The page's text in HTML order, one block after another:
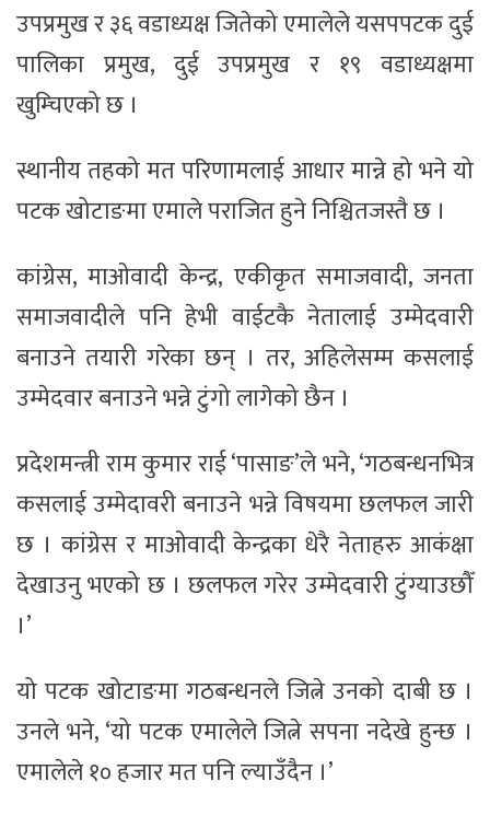
उपप्रमुख र ३६ वडाध्यक्ष जितेको एमालेले यसपपटक दुई
पालिका प्रमुख, दुई उपप्रमुख र १९ वडाध्यक्षमा
खुम्चिएको छ ।
स्थानीय तहको मत परिणामलाई आधार मान्ने हो भने यो
पटक खोटाङमा एमाले पराजित हुने निश्चितजस्तै छ ।
कांग्रेस, माओवादी केन्द्र, एकीकृत समाजवादी, जनता
समाजवादीले पनि हेभी वाईटकै नेतालाई उम्मेदवारी
बनाउने तयारी गरेका छन् । तर, अहिलेसम्म कसलाई
उम्मेदवार बनाउने भन्ने टुंगो लागेको छैन ।
प्रदेशमन्त्री राम कुमार राई ‘पासाङ’ले भने, ‘गठबन्धनभित्र
कसलाई उम्मेदावरी बनाउने भन्ने विषयमा छलफल जारी
छ । कांग्रेस र माओवादी केन्द्रका धेरै नेताहरु आकंक्षा
देखाउनु भएको छ । छलफल गरेर उम्मेदवारी टुंग्याउछौँ
।’
यो पटक खोटाङमा गठबन्धनले जित्ने उनको दाबी छ ।
उनले भने, ‘यो पटक एमालेले जित्ने सपना नदेखे हुन्छ ।
एमालेले १० हजार मत पनि ल्याउँदैन ।’